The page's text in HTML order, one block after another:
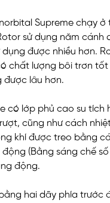
Supreme chạy ở
sử dụng năm cánh
được nhiều hơn.
chất lượng bôi trơn tốt
được lâu hơn.
có lớp phủ cao su tích
cũng như cách
khí được treo bằng
(Bằng sáng chế số
động.
hai dãy phía trước